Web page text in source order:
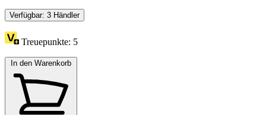
Verfügbar: 3 Händler
Treuepunkte: 5
In den Warenkorb